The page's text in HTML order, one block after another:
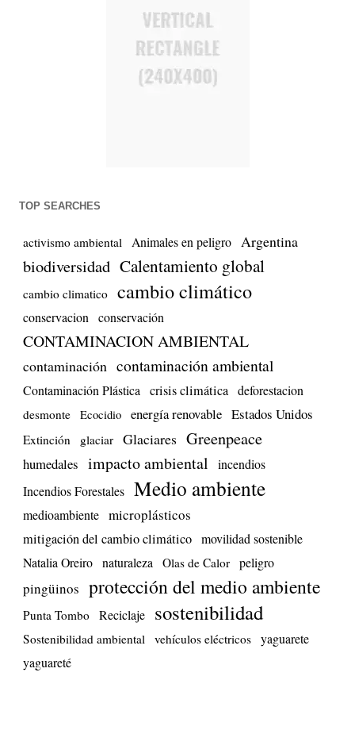
TOP SEARCHES
activismo ambiental Animales en peligro Argentina
biodiversidad Calentamiento global
cambio climatico cambio climático
conservacion conservación
CONTAMINACION AMBIENTAL
contaminación contaminación ambiental
Contaminación Plástica crisis climática deforestacion
desmonte Ecocidio energía renovable Estados Unidos
Extinción glaciar Glaciares Greenpeace
humedales impacto ambiental
incendios
Incendios Forestales Medio ambiente
medioambiente microplásticos
mitigación del cambio climático movilidad sostenible
Natalia Oreiro naturaleza Olas de Calor peligro
pingüinos protección del medio ambiente
Punta Tombo Reciclaje sostenibilidad
Sostenibilidad ambiental vehículos eléctricos
yaguarete
yaguareté